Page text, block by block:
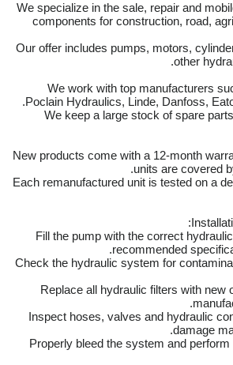
We specialize in the sale, repair and
components for construction, road,
Our offer includes pumps, motors,
other
We work with top manufacturers
Poclain Hydraulics, Linde, Danfoss,
We keep a large stock of spare
New products come with a 12-month
units are covered
Each remanufactured unit is tested on a
– Fill the pump with the correct
recommended
– Check the hydraulic system for
– Replace all hydraulic filters with
– Inspect hoses, valves and hydraulic
damage
– Properly bleed the system and